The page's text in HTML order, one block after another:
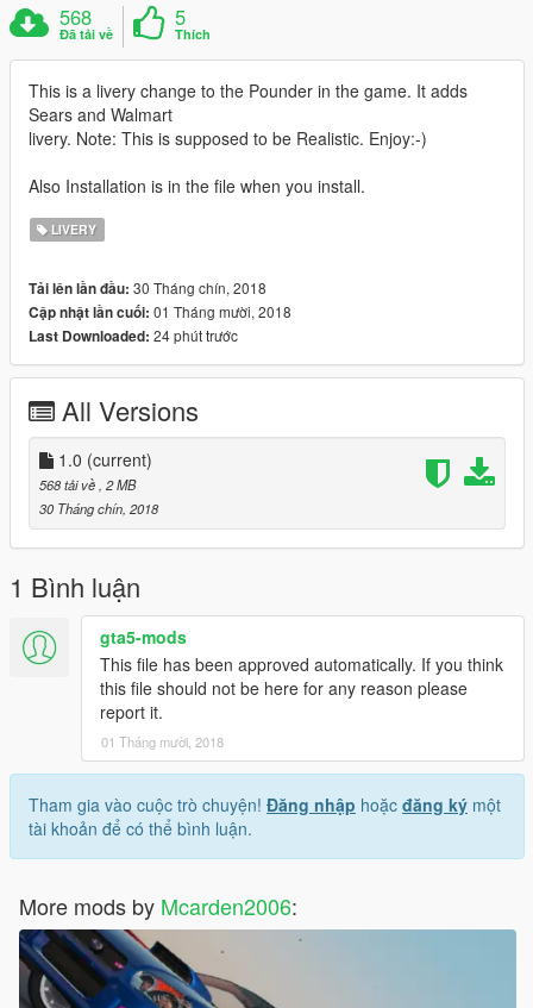
568
Đã tải về
5
Thích
This is a livery change to the Pounder in the game. It adds
Sears and Walmart
livery. Note: This is supposed to be Realistic. Enjoy:-)
Also Installation is in the file when you install.
LIVERY
Tải lên lần đầu: 30 Tháng chín, 2018
Cập nhật lần cuối: 01 Tháng mười, 2018
Last Downloaded: 24 phút trước
All Versions
1.0 (current)
568 tải về , 2 MB
30 Tháng chín, 2018
1 Bình luận
gta5-mods
This file has been approved automatically. If you think
this file should not be here for any reason please
report it.
01 Tháng mười, 2018
Tham gia vào cuộc trò chuyện! Đăng nhập hoặc đăng ký một
tài khoản để có thể bình luận.
More mods by Mcarden2006: